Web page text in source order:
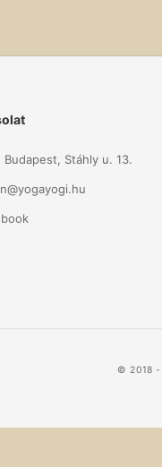
Budapest, Stáhly u. 13.
© 2018 -